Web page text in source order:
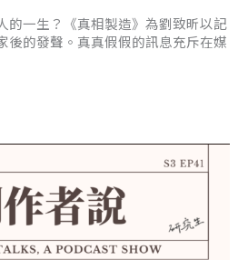
的一生？《真相製造》為劉致昕以記
後的發聲。真真假假的訊息充斥在媒